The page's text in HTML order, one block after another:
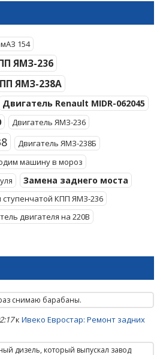
154
ЯМЗ-236
ЯМЗ-238А
Двигатель Renault MIDR-062045
Двигатель ЯМЗ-236
Двигатель ЯМЗ-238Б
машину в мороз
Замена заднего моста
КПП ЯМЗ-236
двигателя на 220В
снимаю барабаны.
к Ивеко Евростар: Ремонт задних
дизель, который выпускал завод